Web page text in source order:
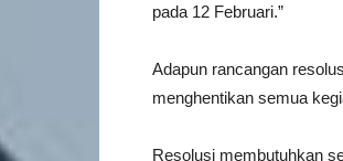
pada 12 Februari.”
Adapun rancangan
menghentikan semua
Resolusi membutuhkan